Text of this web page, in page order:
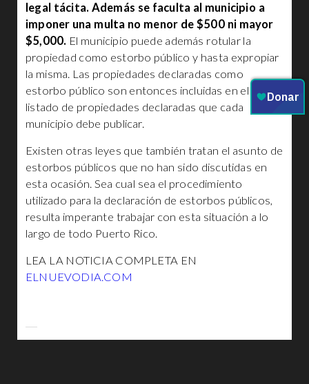
legal tácita. Además se faculta al municipio a
imponer una multa no menor de $500 ni mayor
$5,000. El municipio puede además rotular la
propiedad como estorbo público y hasta expropiar
la misma. Las propiedades declaradas como
estorbo público son entonces incluidas en el
listado de propiedades declaradas que cada
municipio debe publicar.
Existen otras leyes que también tratan el asunto de
estorbos públicos que no han sido discutidas en
esta ocasión. Sea cual sea el procedimiento
utilizado para la declaración de estorbos públicos,
resulta imperante trabajar con esta situación a lo
largo de todo Puerto Rico.
LEA LA NOTICIA COMPLETA EN
ELNUEVODIA.COM